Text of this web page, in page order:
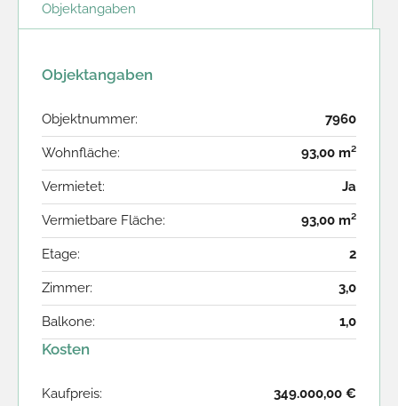
Objektangaben
Objektangaben
Objektnummer: 7960
Wohnfläche: 93,00 m²
Vermietet: Ja
Vermietbare Fläche: 93,00 m²
Etage: 2
Zimmer: 3,0
Balkone: 1,0
Kosten
Kaufpreis: 349.000,00 €